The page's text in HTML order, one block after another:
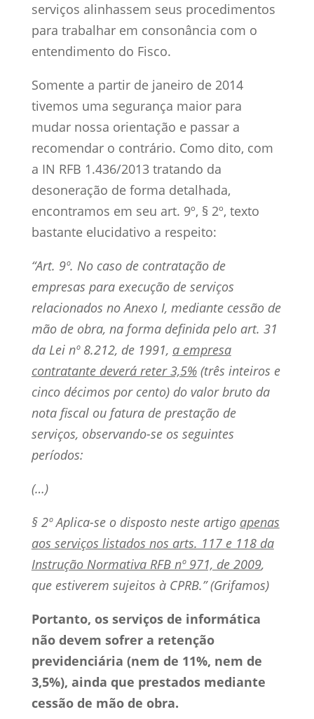
serviços alinhassem seus procedimentos
para trabalhar em consonância com o
entendimento do Fisco.
Somente a partir de janeiro de 2014
tivemos uma segurança maior para
mudar nossa orientação e passar a
recomendar o contrário. Como dito, com
a IN RFB 1.436/2013 tratando da
desoneração de forma detalhada,
encontramos em seu art. 9º, § 2º, texto
bastante elucidativo a respeito:
“Art. 9º. No caso de contratação de
empresas para execução de serviços
relacionados no Anexo I, mediante cessão de
mão de obra, na forma definida pelo art. 31
da Lei nº 8.212, de 1991, a empresa
contratante deverá reter 3,5%(três inteiros e
cinco décimos por cento) do valor bruto da
nota fiscal ou fatura de prestação de
serviços, observando-se os seguintes
períodos:
(…)
§ 2º Aplica-se o disposto neste artigo apenas
aos serviços listados nos arts. 117 e 118 da
Instrução Normativa RFB nº 971, de 2009,
que estiverem sujeitos à CPRB.” (Grifamos)
Portanto, os serviços de informática
não devem sofrer a retenção
previdenciária (nem de 11%, nem de
3,5%), ainda que prestados mediante
cessão de mão de obra.